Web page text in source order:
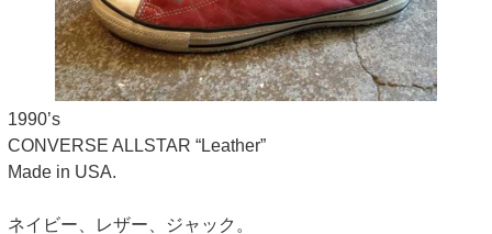
1990’s
CONVERSE ALLSTAR “Leather”
Made in USA.
ネイビー、レザー、ジャック。